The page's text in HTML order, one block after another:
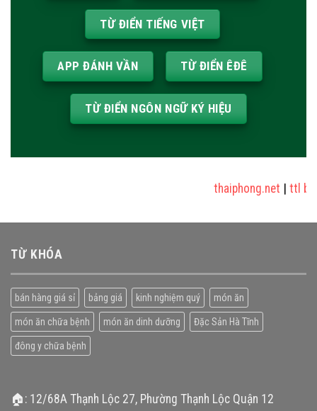
TỪ ĐIỂN TIẾNG VIỆT
APP ĐÁNH VẦN TỪ ĐIỂN ÊĐÊ
TỪ ĐIỂN NGÔN NGỮ KÝ HIỆU
thaiphong.net| ttl
TỪ KHÓA
bán hàng giá sỉ bảng giá kinh nghiệm quý món ăn
món ăn chữa bệnh món ăn dinh dưỡng Đặc Sản Hà Tĩnh
đông y chữa bệnh
🏠: 12/68A Thạnh Lộc 27, Phường Thạnh Lộc Quận 12